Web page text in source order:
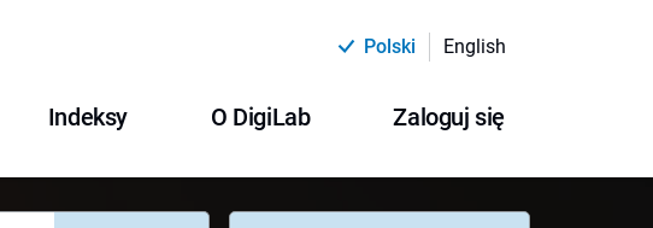
Polski English
Indeksy O DigiLab Zaloguj się